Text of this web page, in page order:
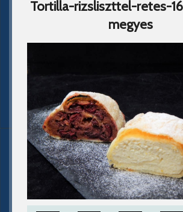
Tortilla-rizsliszttel-retes-
megyes